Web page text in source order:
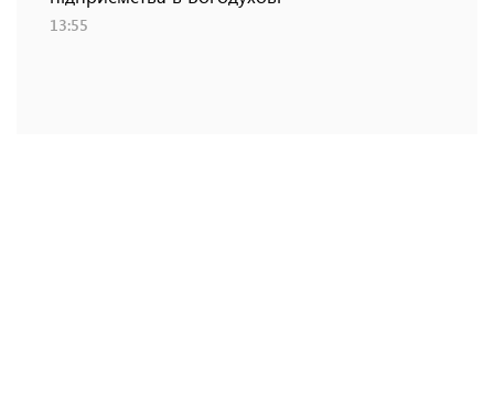
13:55